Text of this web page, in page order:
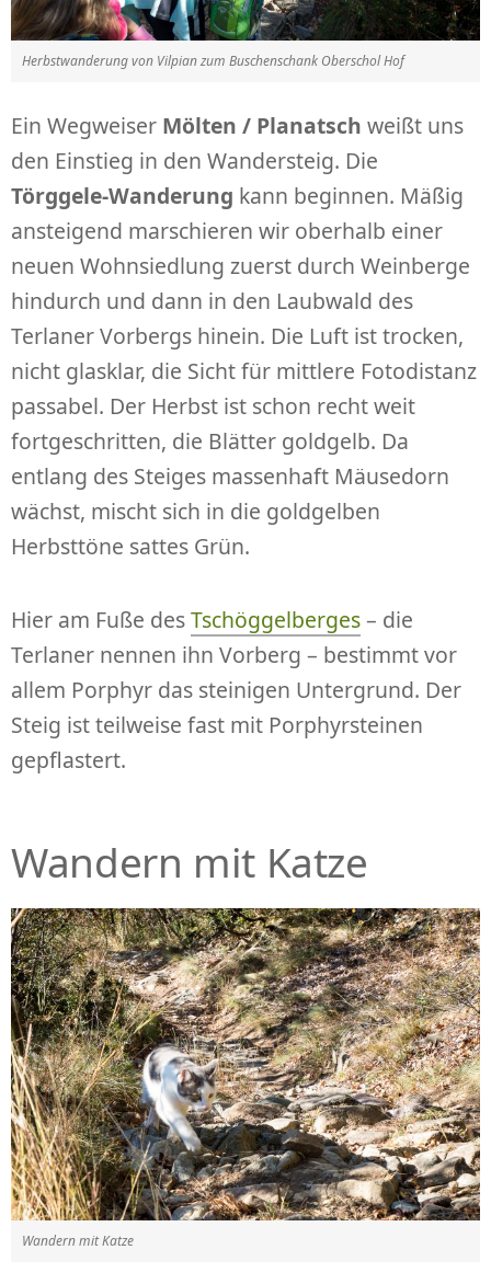
Herbstwanderung von Vilpian zum Buschenschank Oberschol Hof
Ein Wegweiser Mölten / Planatsch weißt uns
den Einstieg in den Wandersteig. Die
Törggele-Wanderung kann beginnen. Mäßig
ansteigend marschieren wir oberhalb einer
neuen Wohnsiedlung zuerst durch Weinberge
hindurch und dann in den Laubwald des
Terlaner Vorbergs hinein. Die Luft ist trocken,
nicht glasklar, die Sicht für mittlere Fotodistanz
passabel. Der Herbst ist schon recht weit
fortgeschritten, die Blätter goldgelb. Da
entlang des Steiges massenhaft Mäusedorn
wächst, mischt sich in die goldgelben
Herbsttöne sattes Grün.
Hier am Fuße desTschöggelberges– die
Terlaner nennen ihn Vorberg – bestimmt vor
allem Porphyr das steinigen Untergrund. Der
Steig ist teilweise fast mit Porphyrsteinen
gepflastert.
Wandern mit Katze
Wandern mit Katze